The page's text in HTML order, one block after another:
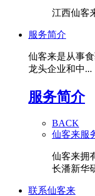
江西仙客
服务简介
仙客来是从事
龙头企业和中...
服务简介
BACK
仙客来服
仙客来拥
长潘新华
联系仙客来